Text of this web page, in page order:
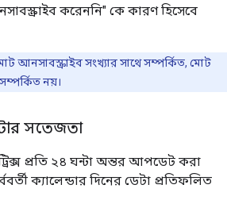
করেননি" কে কারণ হিসেবে
আনসাবস্ক্রাইব সংখ্যার সাথে সম্পর্কিত, মোট
নয়।
সতেজতা
প্রতি ২৪ ঘন্টা অন্তর আপডেট করা
ক্যালেন্ডার দিনের ডেটা প্রতিফলিত